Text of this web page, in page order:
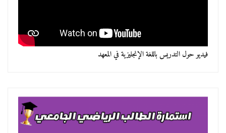
فيديو حول التدريس باللغة الإنجليزية في المعهد